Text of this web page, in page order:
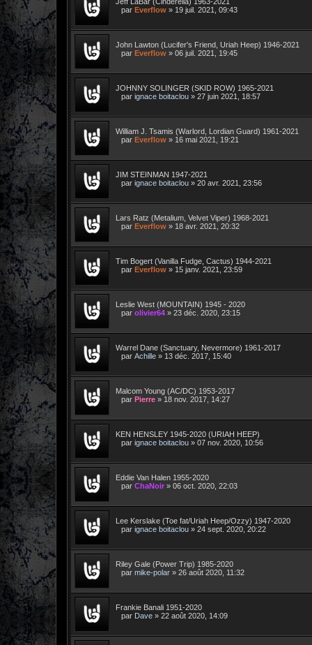
par Everflow » 19 juil. 2021, 09:43
John Lawton (Lucifer's Friend, Uriah Heep) 1946-2021
par Everflow » 06 juil. 2021, 19:45
JOHNNY SOLINGER (SKID ROW) 1965-2021
par ignace boitaclou » 27 juin 2021, 18:57
William J. Tsamis (Warlord, Lordian Guard) 1961-2021
par Everflow » 16 mai 2021, 19:21
JIM STEINMAN 1947-2021
par ignace boitaclou » 20 avr. 2021, 23:56
Lars Ratz (Metalium, Velvet Viper) 1968-2021
par Everflow » 18 avr. 2021, 20:32
Tim Bogert (Vanilla Fudge, Cactus) 1944-2021
par Everflow » 15 janv. 2021, 23:59
Leslie West (MOUNTAIN) 1945 - 2020
par olivier64 » 23 déc. 2020, 23:15
Warrel Dane (Sanctuary, Nevermore) 1961-2017
par Achille » 13 déc. 2017, 15:40
Malcom Young (AC/DC) 1953-2017
par Pierre » 18 nov. 2017, 14:27
KEN HENSLEY 1945-2020 (URIAH HEEP)
par ignace boitaclou » 07 nov. 2020, 10:56
Eddie Van Halen 1955-2020
par ChaNoir » 06 oct. 2020, 22:03
Lee Kerslake (Toe fat/Uriah Heep/Ozzy) 1947-2020
par ignace boitaclou » 24 sept. 2020, 20:22
Riley Gale (Power Trip) 1985-2020
par mike-polar » 26 août 2020, 11:32
Frankie Banali 1951-2020
par Dave » 22 août 2020, 14:09